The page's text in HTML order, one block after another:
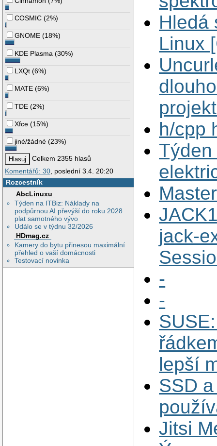
COSMIC (2%)
GNOME (18%)
KDE Plasma (30%)
LXQt (6%)
MATE (6%)
TDE (2%)
Xfce (15%)
jiné/žádné (23%)
Celkem 2355 hlasů
Komentářů: 30 , poslední 3.4. 20:20
Rozcestník
AbcLinuxu
Týden na ITBiz: Náklady na
podpůrnou AI převýší do roku 2028
plat samotného vývo
Událo se v týdnu 32/2026
HDmag.cz
Kamery do bytu přinesou maximální
přehled o vaší domácnosti
Testovací novinka
Hledá
Linux
h/cpp
jack-
-
-
lepší
SSD
Jitsi